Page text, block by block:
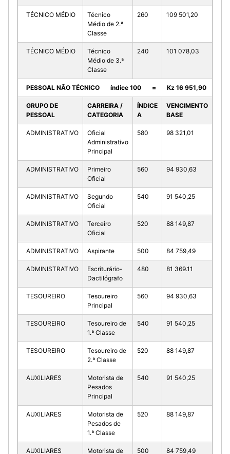
TÉCNICO MÉDIO
Técnico
Médio de 2.ª
Classe
260 109 501,20
TÉCNICO MÉDIO
Técnico
Médio de 3.ª
Classe
240 101 078,03
PESSOAL NÃO TÉCNICO índice 100 = Kz 16 951,90
GRUPO DE
PESSOAL
CARREIRA /
CATEGORIA
ÍNDICE
A
VENCIMENTO
BASE
ADMINISTRATIVO
Oficial
Administrativo
Principal
580 98 321,01
ADMINISTRATIVO
Primeiro
Oficial
560 94 930,63
ADMINISTRATIVO
Segundo
Oficial
540 91 540,25
ADMINISTRATIVO
Terceiro
Oficial
520 88 149,87
ADMINISTRATIVO Aspirante 500 84 759,49
ADMINISTRATIVO
Escriturário-
Dactilógrafo
480 81 369.11
TESOUREIRO
Tesoureiro
Principal
560 94 930,63
TESOUREIRO
Tesoureiro de
1.ª Classe
540 91 540,25
TESOUREIRO
Tesoureiro de
2.ª Classe
520 88 149,87
AUXILIARES
Motorista de
Pesados
Principal
540 91 540,25
AUXILIARES
Motorista de
Pesados de
1.ª Classe
520 88 149,87
AUXILIARES
Motorista de
500 84 759,49